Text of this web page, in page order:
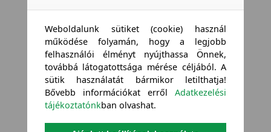
Weboldalunk sütiket (cookie) használ
működése folyamán, hogy a legjobb
felhasználói élményt nyújthassa Önnek,
továbbá látogatottsága mérése céljából. A
sütik használatát bármikor letilthatja!
Bővebb információkat errőlAdatkezelési
tájékoztatónkban olvashat.